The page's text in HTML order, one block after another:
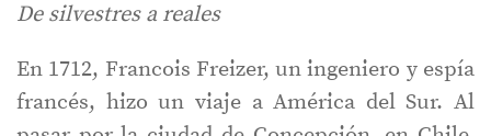
De silvestres a reales
En 1712, Francois Freizer, un ingeniero y espía
francés, hizo un viaje a América del Sur. Al